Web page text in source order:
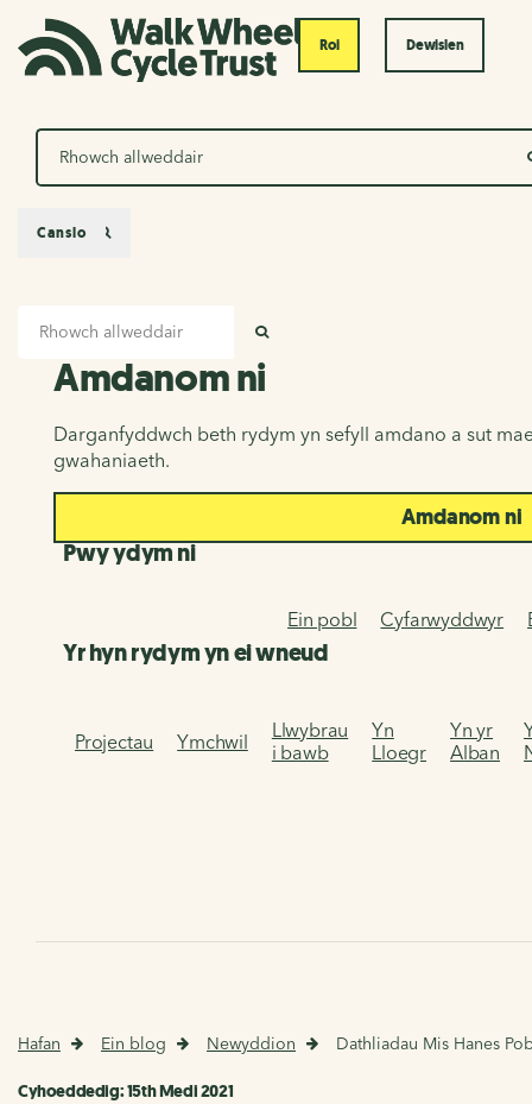
Roi Dewislen
Chwilio
Amdanom ni
Amdanom ni
Darganfyddwch beth rydym yn sefyll amdano a sut
gwahaniaeth.
Amdanom ni
Pwy ydym ni
Ein pobl Cyfarwyddwyr
Yr hyn rydym yn ei wneud
Projectau Ymchwil
Llwybrau
i bawb
Yn
Lloegr
Yn yr
Alban
Canslo
Hafan Ein blog Newyddion Dathliadau Mis Hanes
Cyhoeddedig: 15th Medi 2021